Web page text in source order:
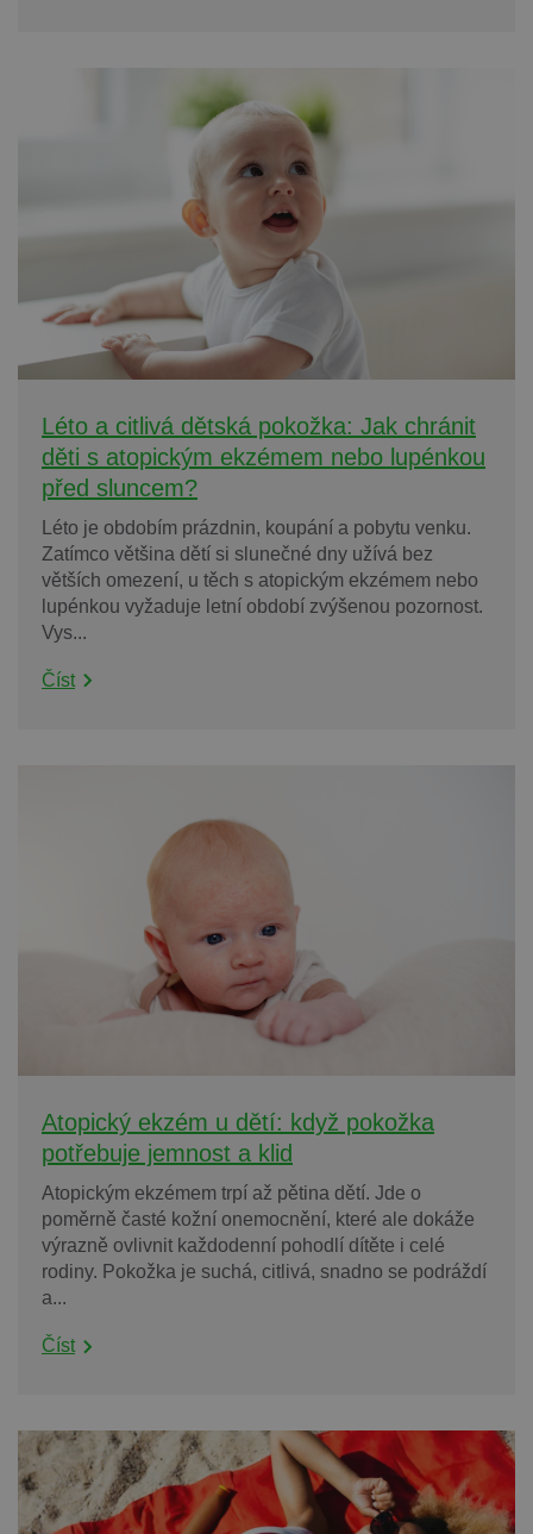
Léto a citlivá dětská pokožka: Jak chránit
děti s atopickým ekzémem nebo lupénkou
před sluncem?
Léto je obdobím prázdnin, koupání a pobytu venku.
Zatímco většina dětí si slunečné dny užívá bez
větších omezení, u těch s atopickým ekzémem nebo
lupénkou vyžaduje letní období zvýšenou pozornost.
Vys...
Číst
Atopický ekzém u dětí: když pokožka
potřebuje jemnost a klid
Atopickým ekzémem trpí až pětina dětí. Jde o
poměrně časté kožní onemocnění, které ale dokáže
výrazně ovlivnit každodenní pohodlí dítěte i celé
rodiny. Pokožka je suchá, citlivá, snadno se podráždí
a...
Číst